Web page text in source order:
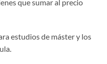
que sumar al precio
estudios de máster y los